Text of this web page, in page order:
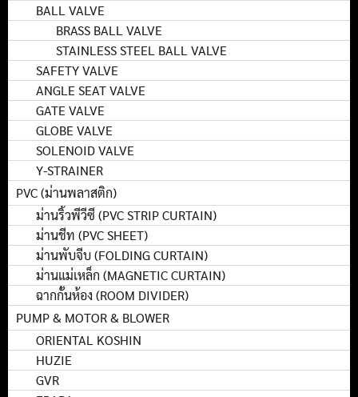
BALL VALVE
BRASS BALL VALVE
STAINLESS STEEL BALL VALVE
SAFETY VALVE
ANGLE SEAT VALVE
GATE VALVE
GLOBE VALVE
SOLENOID VALVE
Y-STRAINER
PVC (ม่านพลาสติก)
ม่านริ้วพีวีซี (PVC STRIP CURTAIN)
ม่านชีท (PVC SHEET)
ม่านพับจีบ (FOLDING CURTAIN)
ม่านแม่เหล็ก (MAGNETIC CURTAIN)
ฉากกั้นห้อง (ROOM DIVIDER)
PUMP & MOTOR & BLOWER
ORIENTAL KOSHIN
HUZIE
GVR